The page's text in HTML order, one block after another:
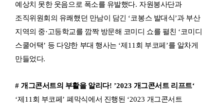
예상치 못한 웃음으로 폭소를 유발했다. 자원봉사단과
조직위원회의 유쾌했던 만남이 담긴 ‘코봉스 발대식’과 부산
지역의 중·고등학교를 깜짝 방문해 코미디 쇼를 펼친 ‘코미디
스쿨어택’ 등 다양한 부대 행사는 ‘제 11회 부코페 ’를 알차게
만들었다.
# 개그콘서트의 부활을 알리다! ’2023 개그콘서트 리프트‘
‘제 11회 부코페 ’폐막식에서 진행된 ‘2023 개그콘서트